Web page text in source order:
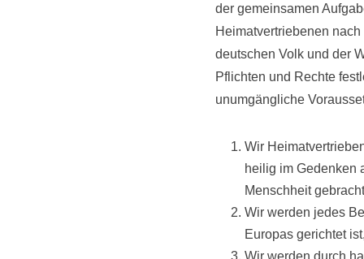
der gemeinsamen
Heimatvertriebenen
deutschen Volk und der
Pflichten und Rechte
unumgängliche
Wir
heilig im Gedenken
Menschheit
Wir werden jedes
Europas gerichtet
Wir werden durch